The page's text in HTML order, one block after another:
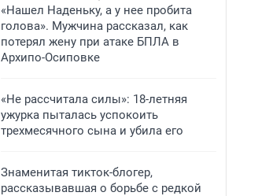
«Нашел Наденьку, а у нее пробита
голова». Мужчина рассказал, как
потерял жену при атаке БПЛА в
Архипо-Осиповке
«Не рассчитала силы»: 18-летняя
ужурка пыталась успокоить
трехмесячного сына и убила его
Знаменитая тикток-блогер,
рассказывавшая о борьбе с редкой